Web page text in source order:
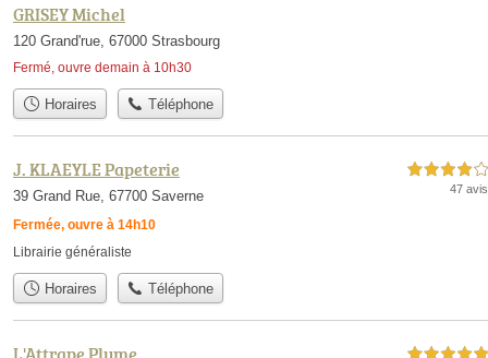
GRISEY Michel
120 Grand'rue, 67000 Strasbourg
Fermé, ouvre demain à 10h30
Horaires Téléphone
J. KLAEYLE Papeterie
39 Grand Rue, 67700 Saverne
Fermée, ouvre à 14h10
4,0 étoiles sur 5
47 avis
Librairie généraliste
Horaires Téléphone
5,0 étoiles sur 5